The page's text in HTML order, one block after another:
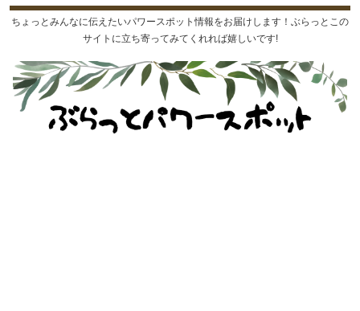
ちょっとみんなに伝えたいパワースポット情報をお届けします！ぶらっとこの
サイトに立ち寄ってみてくれれば嬉しいです!